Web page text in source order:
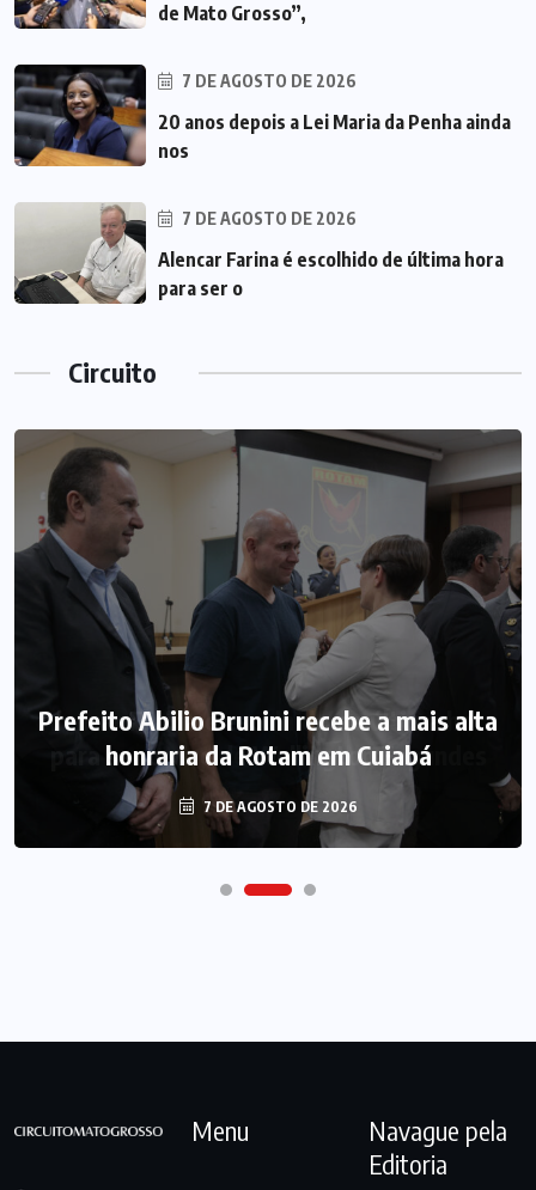
de Mato Grosso”,
7 DE AGOSTO DE 2026
20 anos depois a Lei Maria da Penha ainda
nos
7 DE AGOSTO DE 2026
Alencar Farina é escolhido de última hora
para ser o
Circuito
Prefeito Abilio Brunini recebe a mais alta
honraria da Rotam em Cuiabá
7 DE AGOSTO DE 2026
Menu
Navague pela
Editoria